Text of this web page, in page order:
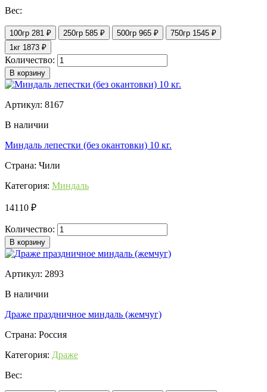
Вес:
100гр 281 ₽ 250гр 585 ₽ 500гр 965 ₽ 750гр 1545 ₽
1кг 1873 ₽
Количество:
В корзину
Артикул: 8167
В наличии
Миндаль лепестки (без окантовки) 10 кг.
Страна: Чили
Категория: Миндаль
14110 ₽
Количество:
В корзину
Артикул: 2893
В наличии
Драже праздничное миндаль (жемчуг)
Страна: Россия
Категория: Драже
Вес: